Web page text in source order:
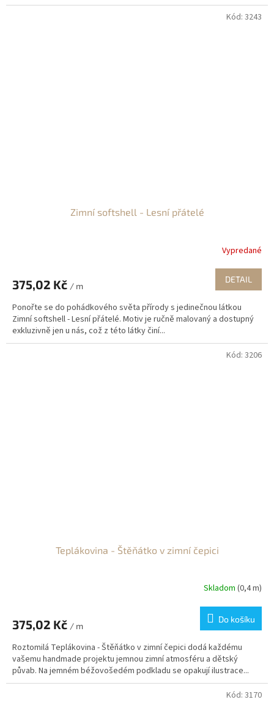
Zimní softshell - Lesní přátelé
Vypredané
375,02 Kč / m
DETAIL
Ponořte se do pohádkového světa přírody s jedinečnou látkou
Zimní softshell - Lesní přátelé. Motiv je ručně malovaný a dostupný
exkluzivně jen u nás, což z této látky činí...
Kód: 3243
Teplákovina - Štěňátko v zimní čepici
Skladom (0,4 m)
375,02 Kč / m
Do košíku
Roztomilá Teplákovina - Štěňátko v zimní čepici dodá každému
vašemu handmade projektu jemnou zimní atmosféru a dětský
půvab. Na jemném béžovošedém podkladu se opakují ilustrace...
Kód: 3206
Kód: 3170